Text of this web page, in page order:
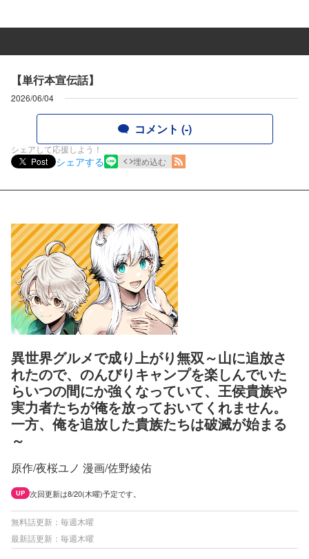
【単行本宣伝話】
2026/06/04
コメント (-)
シェアして応援しよう！
Post
シェアする 埋め込む
異世界グルメで成り上がり無双～山に追放さ
れたので、のんびりキャンプを楽しんでいた
らいつの間にか強くなっていて、王侯貴族や
実力者たちが俺を放っておいてくれません。
一方、俺を追放した貴族たちは破滅が始まる
～
原作/夜桜ユノ 漫画/佐野綾佑
UP 次回更新は8/20(木曜)予定です。
無料話更新：毎週木曜
最新話更新：毎週木曜